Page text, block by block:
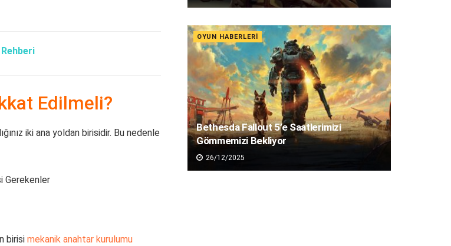
Rehberi
Edilmeli?
iki ana yoldan birisidir. Bu nedenle
birisi mekanik anahtar kurulumu
OYUN HABERLERI
Bethesda Fallout 5’e Saatlerimizi
Gömmemizi Bekliyor
26/12/2025